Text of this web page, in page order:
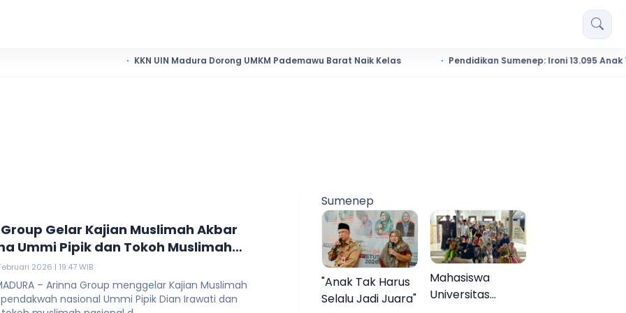
KKN UIN Madura Dorong UMKM Pademawu Barat Naik Kelas Pendidikan Sumenep: Ironi 13.095 Anak Tidak
Gelar Kajian Muslimah Akbar
Ummi Pipik dan Tokoh Muslimah
2026 | 19:47 WIB
– Arinna Group menggelar Kajian Muslimah
nasional Ummi Pipik Dian Irawati dan
Sumenep
"Anak Tak Harus
Selalu Jadi Juara"
Mahasiswa
Universitas